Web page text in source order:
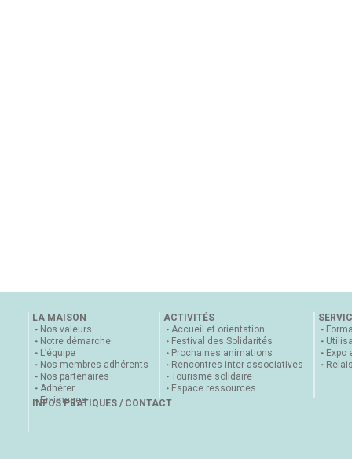
LA MAISON
Nos valeurs
Notre démarche
L’équipe
Nos membres adhérents
Nos partenaires
Adhérer
En images
ACTIVITÉS
Accueil et orientation
Festival des Solidarités
Prochaines animations
Rencontres inter-associatives
Tourisme solidaire
Espace ressources
Expo
INFOS PRATIQUES / CONTACT